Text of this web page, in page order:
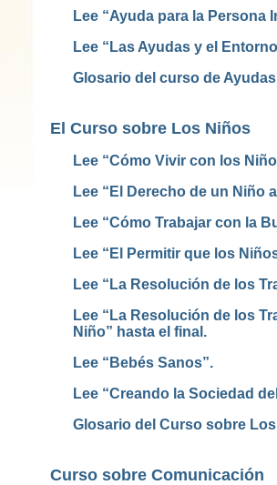
Lee “Ayuda para la Persona
Lee “Las Ayudas y el
Glosario del curso de
El Curso sobre Los Niños
Lee “Cómo Vivir con los
Lee “El Derecho de un Niño
Lee “Cómo Trabajar con la
Lee “El Permitir que los
Lee “La Resolución de los
Lee “La Resolución de los
Niño” hasta el final.
Lee “Bebés Sanos”.
Lee “Creando la Sociedad
Glosario del Curso sobre
Curso sobre Comunicación